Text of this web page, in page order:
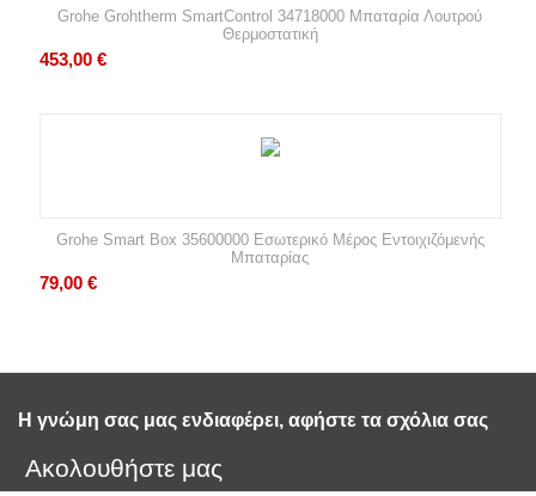
Grohe Grohtherm SmartControl 34718000 Μπαταρία Λουτρού
Θερμοστατική
453,00 €
Grohe Smart Box 35600000 Εσωτερικό Μέρος Εντοιχιζόμενής
Μπαταρίας
79,00 €
Η γνώμη σας μας ενδιαφέρει, αφήστε τα σχόλια σας
Ακολουθήστε μας